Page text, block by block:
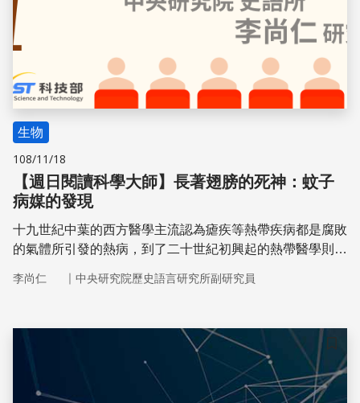
生物
108/11/18
【週日閱讀科學大師】長著翅膀的死神：蚊子
病媒的發現
十九世紀中葉的西方醫學主流認為瘧疾等熱帶疾病都是腐敗
的氣體所引發的熱病，到了二十世紀初興起的熱帶醫學則宣
（Georges Canguilhem）形容，此後「死神是長著翅膀
李尚仁 ｜ 中央研究院歷史語言研究所副研究員
儲存